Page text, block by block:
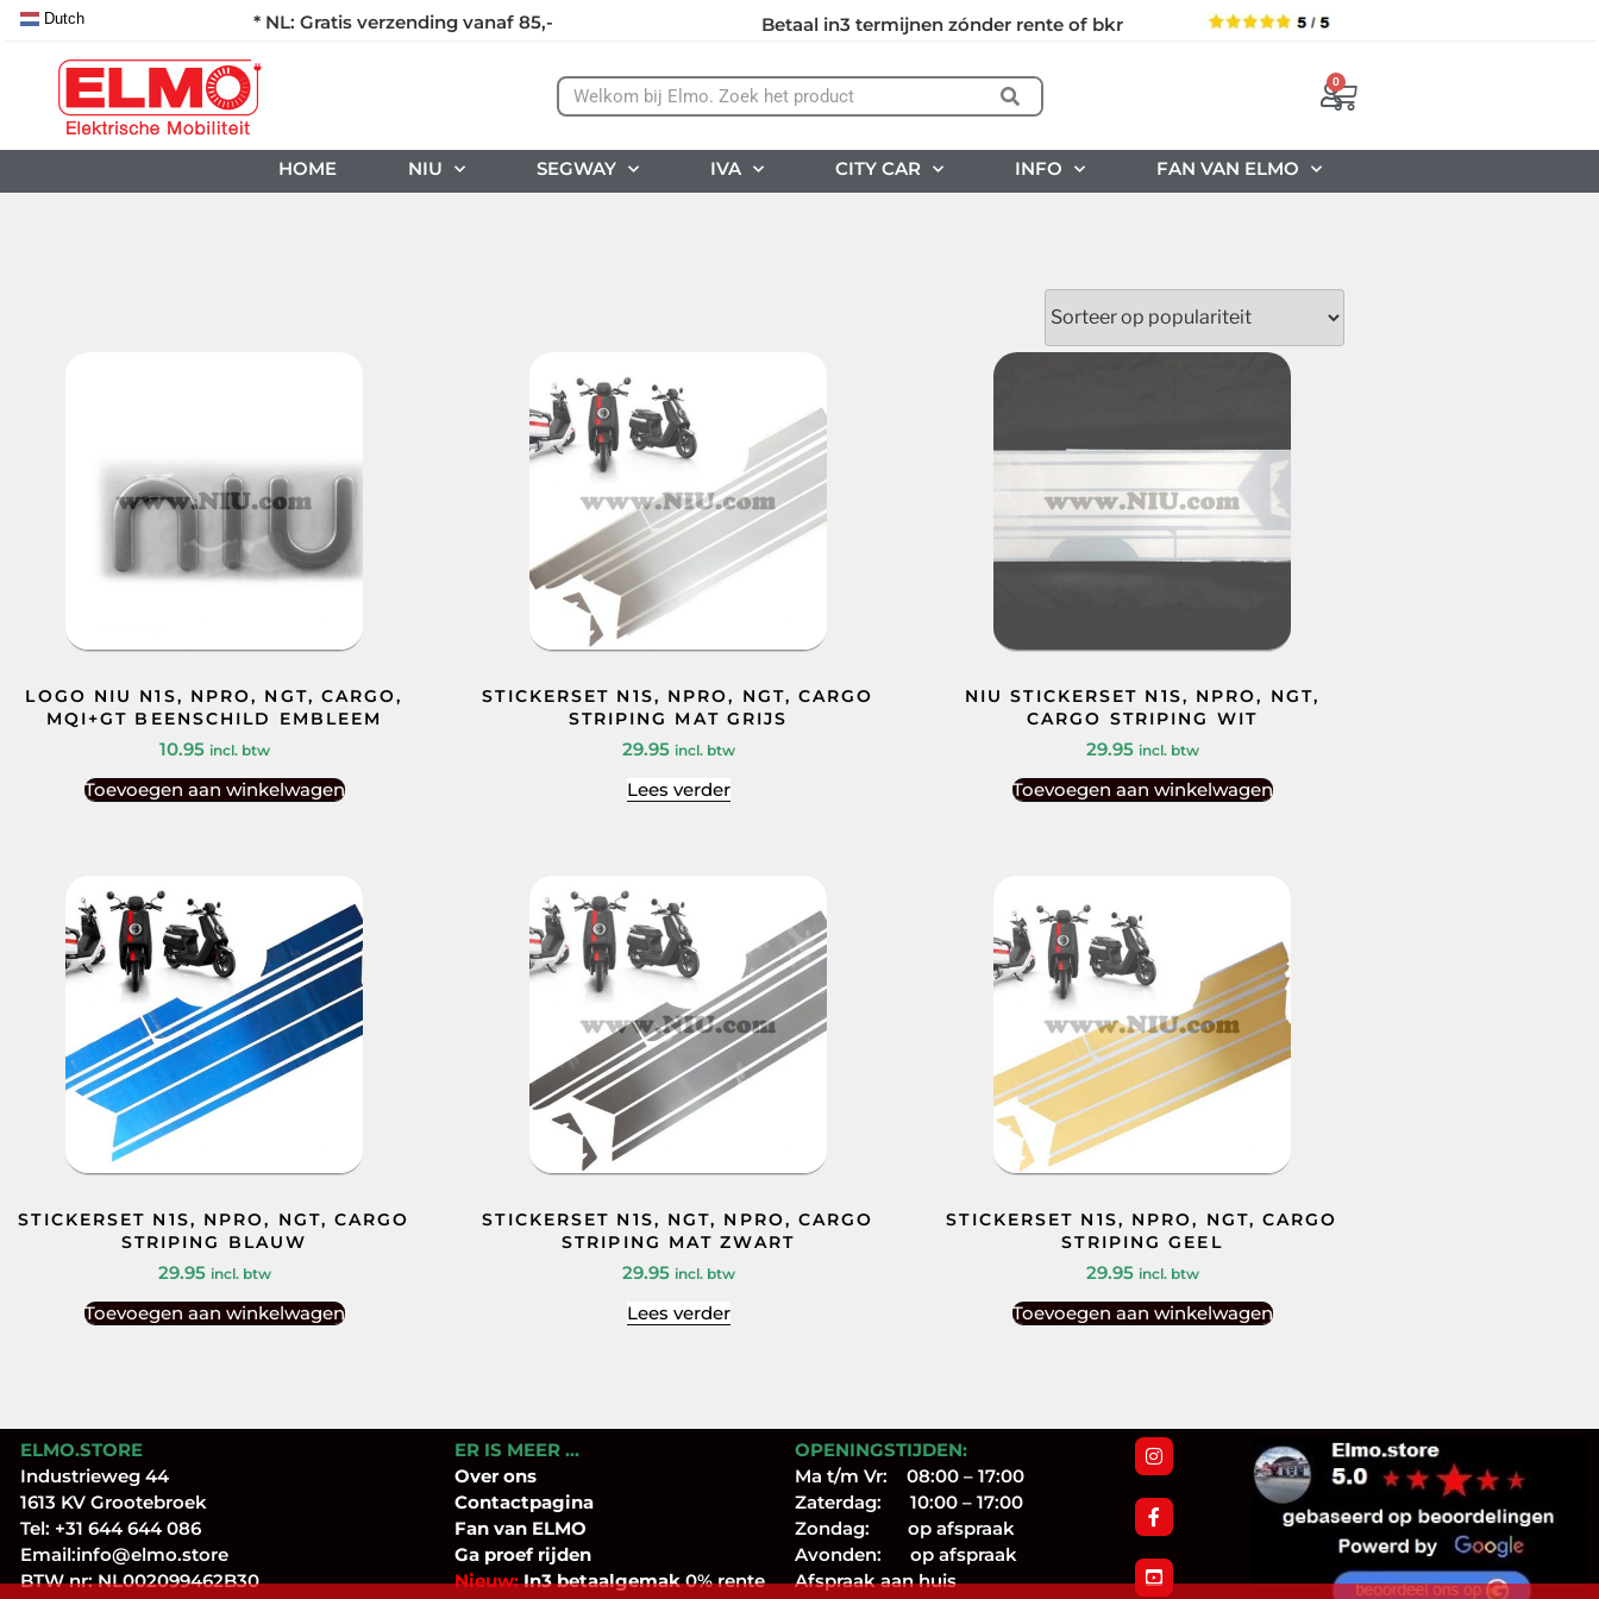
* NL: Gratis verzending vanaf 85,- Betaal in3 termijnen zónder rente of bkr
Dutch
0
HOME NIU SEGWAY IVA CITY CAR INFO FAN VAN ELMO
LOGO NIU N1S, NPRO, NGT, CARGO,
MQI+GT BEENSCHILD EMBLEEM
10.95 incl. btw
Toevoegen aan winkelwagen
STICKERSET N1S, NPRO, NGT, CARGO
STRIPING MAT GRIJS
29.95 incl. btw
Lees verder
NIU STICKERSET N1S, NPRO, NGT,
CARGO STRIPING WIT
29.95 incl. btw
Toevoegen aan winkelwagen
STICKERSET N1S, NPRO, NGT, CARGO
STRIPING BLAUW
29.95 incl. btw
Toevoegen aan winkelwagen
STICKERSET N1S, NGT, NPRO, CARGO
STRIPING MAT ZWART
29.95 incl. btw
Lees verder
STICKERSET N1S, NPRO, NGT, CARGO
STRIPING GEEL
29.95 incl. btw
Toevoegen aan winkelwagen
ELMO.STORE
Industrieweg 44
1613 KV Grootebroek
Tel: +31 644 644 086
Email:info@elmo.store
BTW nr: NL002099462B30
ER IS MEER …
Over ons
Contactpagina
Fanvan ELMO
Ga proef rijden
Nieuw:In3 betaalgemak0% rente
OPENINGSTIJDEN:
Ma t/m Vr: 08:00 – 17:00
Zaterdag: 10:00 – 17:00
Zondag: op afspraak
Avonden: op afspraak
Afspraak aan huis